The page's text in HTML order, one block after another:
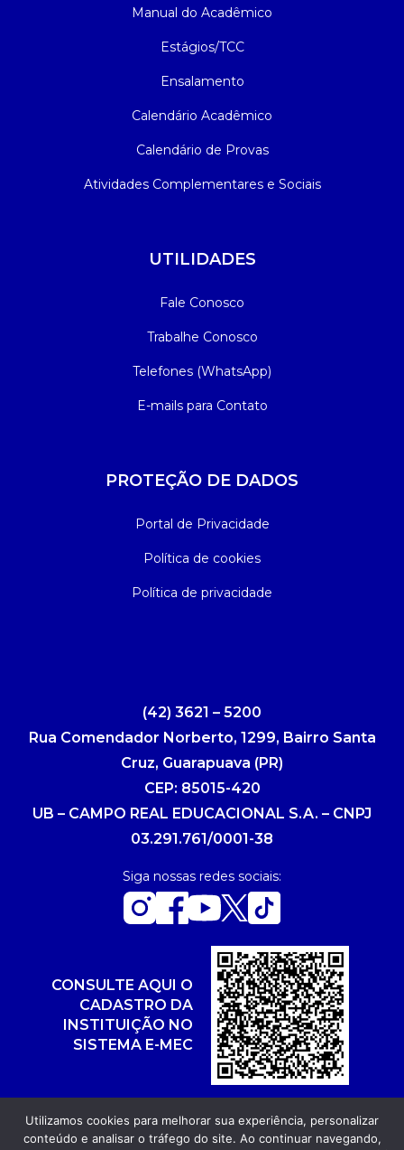
Manual do Acadêmico
Estágios/TCC
Ensalamento
Calendário Acadêmico
Calendário de Provas
Atividades Complementares e Sociais
UTILIDADES
Fale Conosco
Trabalhe Conosco
Telefones (WhatsApp)
E-mails para Contato
PROTEÇÃO DE DADOS
Portal de Privacidade
Política de cookies
Política de privacidade
(42) 3621 – 5200
Rua Comendador Norberto, 1299, Bairro Santa
Cruz, Guarapuava (PR)
CEP: 85015-420
UB – CAMPO REAL EDUCACIONAL S.A. – CNPJ
03.291.761/0001-38
Siga nossas redes sociais:
CONSULTE AQUI O
CADASTRO DA
INSTITUIÇÃO NO
SISTEMA E-MEC
Copyright 2026. Todos os direitos reservados.
Utilizamos cookies para melhorar sua experiência, personalizar
conteúdo e analisar o tráfego do site. Ao continuar navegando,